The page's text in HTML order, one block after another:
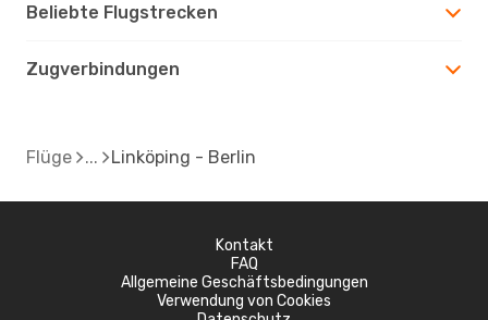
Beliebte Flugstrecken
Zugverbindungen
Flüge Linköping - Berlin
Kontakt
FAQ
Allgemeine Geschäftsbedingungen
Verwendung von Cookies